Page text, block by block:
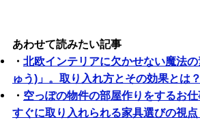
あわせて読みたい記事
・ 北欧インテリアに欠かせない魔法
ゅう)」。取り入れ方とその効果とは？
・ 空っぽの物件の部屋作りをするお仕
すぐに取り入れられる家具選びの視